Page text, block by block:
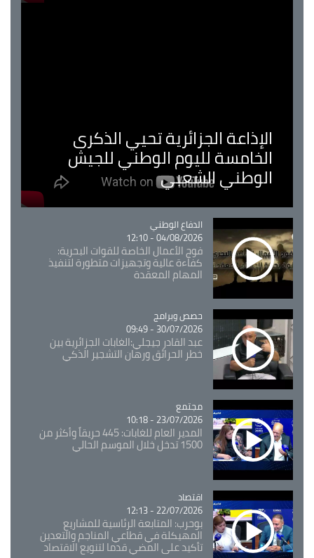
الإذاعة الجزائرية تحيي الذكرى
الخامسة لليوم الوطني للجيش
الوطني الشعبي
Catégorie
الدفاع الوطني
04/08/2026 - 12:10
فوج الأعمال الخاصة للقوات البحرية:
كفاءة عالية وتجهيزات متطورة لتنفيذ
المهام المعقدة
Catégorie
حصص وبرامج
30/07/2026 - 09:49
عبد القادر جيجلي:الغابات الجزائرية بين
خطر الحرائق ورهان التشجير الذكي
Catégorie
مجتمع
23/07/2026 - 10:18
المدير العام للغابات: 445 حريقاً وأكثر من
1500 تدخل خلال الموسم الحالي
Catégorie
اقتصاد
22/07/2026 - 12:13
بوحرب: المتابعة الرئاسية للمشاريع
المهيكلة في قطاعي المناجم والتعدين
تأكيد على المضي قدما لتنويع الاقتصاد